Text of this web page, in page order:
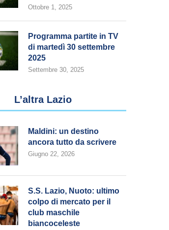
Ottobre 1, 2025
Programma partite in TV
di martedì 30 settembre
2025
Settembre 30, 2025
L’altra Lazio
Maldini: un destino
ancora tutto da scrivere
Giugno 22, 2026
S.S. Lazio, Nuoto: ultimo
colpo di mercato per il
club maschile
biancoceleste